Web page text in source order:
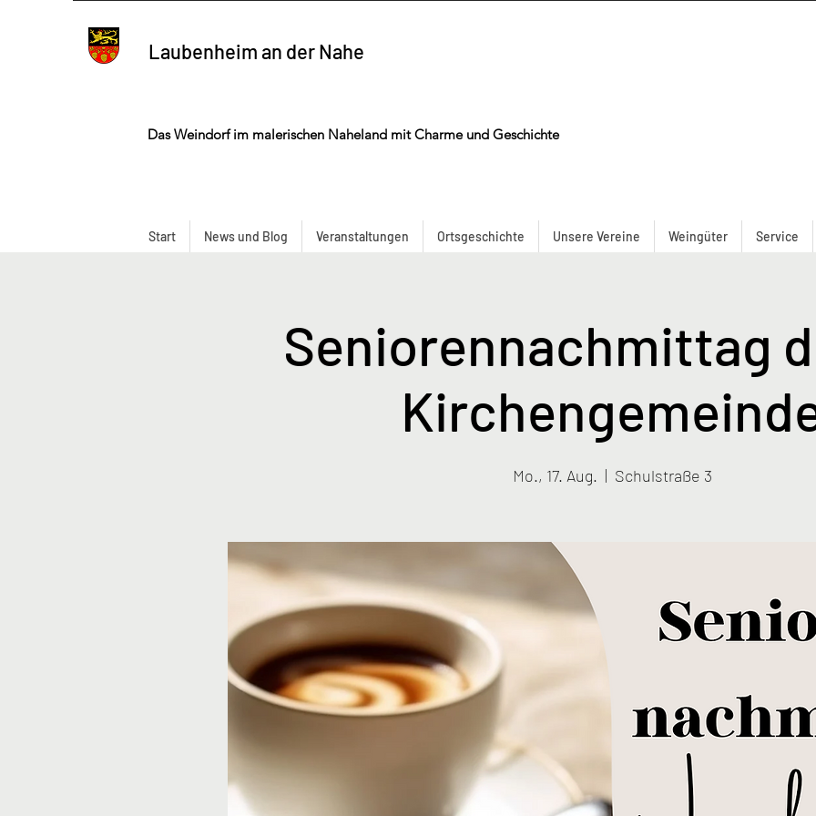
Laubenheim an der Nahe
Das Weindorf im malerischen Naheland mit Charme und Geschichte
Start News und Blog Veranstaltungen Ortsgeschichte Unsere Vereine Weingüter Service
Seniorennachmittag
Mo., 17. Aug.
  |
Schulstraße 3